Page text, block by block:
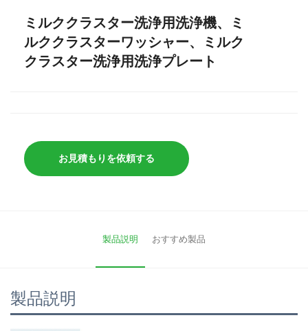
ミルククラスター洗浄用洗浄機、ミ
ルククラスターワッシャー、ミルク
クラスター洗浄用洗浄プレート
お見積もりを依頼する
製品説明 おすすめ製品
製品説明